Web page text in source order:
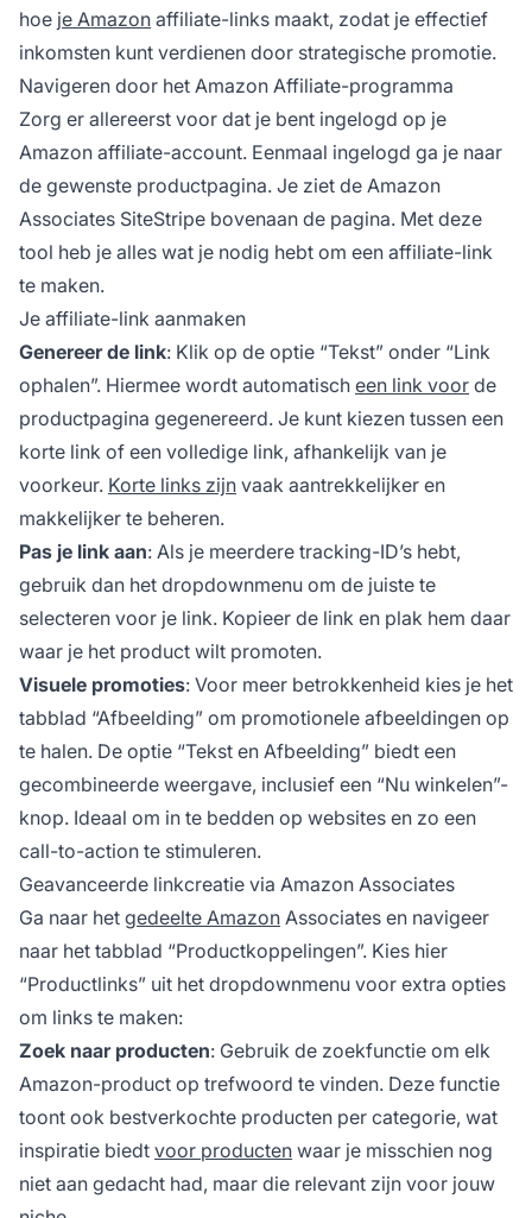
hoe je Amazon affiliate-links maakt, zodat je effectief
inkomsten kunt verdienen door strategische promotie.
Navigeren door het Amazon Affiliate-programma
Zorg er allereerst voor dat je bent ingelogd op je
Amazon affiliate-account. Eenmaal ingelogd ga je naar
de gewenste productpagina. Je ziet de Amazon
Associates SiteStripe bovenaan de pagina. Met deze
tool heb je alles wat je nodig hebt om een affiliate-link
te maken.
Je affiliate-link aanmaken
Genereer de link: Klik op de optie “Tekst” onder “Link
ophalen”. Hiermee wordt automatisch een link voor de
productpagina gegenereerd. Je kunt kiezen tussen een
korte link of een volledige link, afhankelijk van je
voorkeur. Korte links zijn vaak aantrekkelijker en
makkelijker te beheren.
Pas je link aan: Als je meerdere tracking-ID’s hebt,
gebruik dan het dropdownmenu om de juiste te
selecteren voor je link. Kopieer de link en plak hem daar
waar je het product wilt promoten.
Visuele promoties: Voor meer betrokkenheid kies je het
tabblad “Afbeelding” om promotionele afbeeldingen op
te halen. De optie “Tekst en Afbeelding” biedt een
gecombineerde weergave, inclusief een “Nu winkelen”-
knop. Ideaal om in te bedden op websites en zo een
call-to-action te stimuleren.
Geavanceerde linkcreatie via Amazon Associates
Ga naar het gedeelte Amazon Associates en navigeer
naar het tabblad “Productkoppelingen”. Kies hier
“Productlinks” uit het dropdownmenu voor extra opties
om links te maken:
Zoek naar producten: Gebruik de zoekfunctie om elk
Amazon-product op trefwoord te vinden. Deze functie
toont ook bestverkochte producten per categorie, wat
inspiratie biedt voor producten waar je misschien nog
niet aan gedacht had, maar die relevant zijn voor jouw